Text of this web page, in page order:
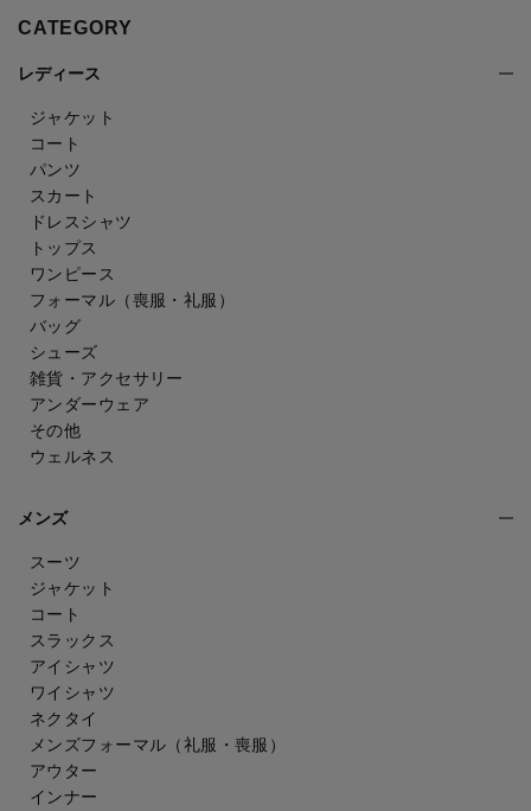
CATEGORY
レディース
ジャケット
コート
パンツ
スカート
ドレスシャツ
トップス
ワンピース
フォーマル（喪服・礼服）
バッグ
シューズ
雑貨・アクセサリー
アンダーウェア
その他
ウェルネス
メンズ
スーツ
ジャケット
コート
スラックス
アイシャツ
ワイシャツ
ネクタイ
メンズフォーマル （礼服・喪服）
アウター
インナー